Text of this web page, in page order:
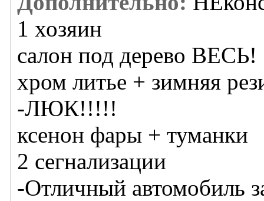
1 хозяин
салон под дерево ВЕСЬ!
хром литье + зимняя
-ЛЮК!!!!!
ксенон фары + туманки
2 сегнализации
-Отличный автомобиль